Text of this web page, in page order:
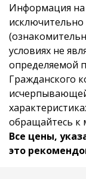
Информация на
условиях не
определяемой
Гражданского
обращайтесь к
Все цены,
это